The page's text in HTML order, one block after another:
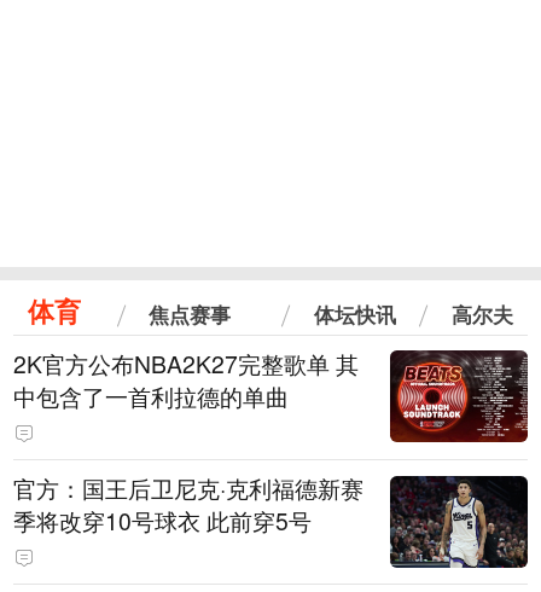
体育 焦点赛事 体坛快讯 高尔夫
2K官方公布NBA2K27完整歌单 其
中包含了一首利拉德的单曲
官方：国王后卫尼克·克利福德新赛
季将改穿10号球衣 此前穿5号